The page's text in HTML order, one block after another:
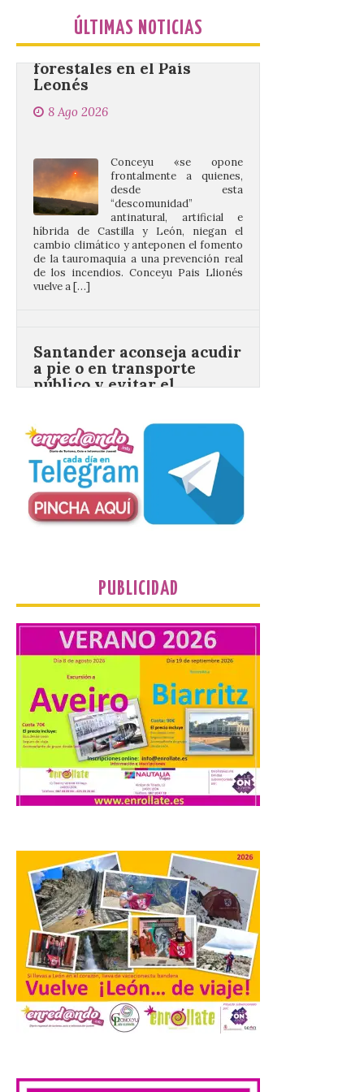
ÚLTIMAS NOTICIAS
Leonés
8 Ago 2026
híbrida de Castilla y León, niegan el
cambio climático y anteponen el fomento
de la tauromaquia a una prevención real
de los incendios. Conceyu Pais Llionés
vuelve a […]
Santander aconseja acudir
eclipse
8 Ago 2026
El TUS cuenta con líneas
que llegan a la zona en
puntos como el faro de
Cabo Mayor, Cueto,
Corbanera o Ciriego y
reforzará la movilidad con un servicio
especial de lanzaderas desde el PCTCAN
a Ciriego. El Ayuntamiento de […]
Turismo de Extremadura
impulsa nuevas
iniciativas relacionadas
con el trío de eclipses para
afianzar a Extremadura
como referente en
astroturismo
8 Ago 2026
Extremadura cuenta con
uno de los cielos
estrellados con menor
contaminación lumínica
el año. La Dirección General de Turismo
ha puesto en marcha diversas iniciativas
relacionadas […]
Cabárceno prepara tres
enclaves privilegiados
desde los que divisar el
eclipse solar del 12 de
agosto
PUBLICIDAD